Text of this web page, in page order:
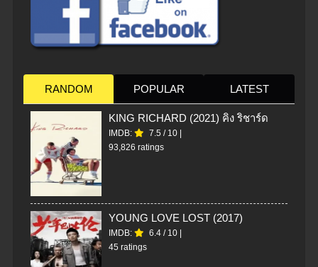
RANDOM POPULAR LATEST
KING RICHARD (2021) คิง ริชาร์ด
IMDB: 7.5 / 10 |
93,826 ratings
YOUNG LOVE LOST (2017)
IMDB: 6.4 / 10 |
45 ratings